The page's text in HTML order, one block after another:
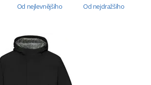
Od nejlevnějšího Od nejdražšího